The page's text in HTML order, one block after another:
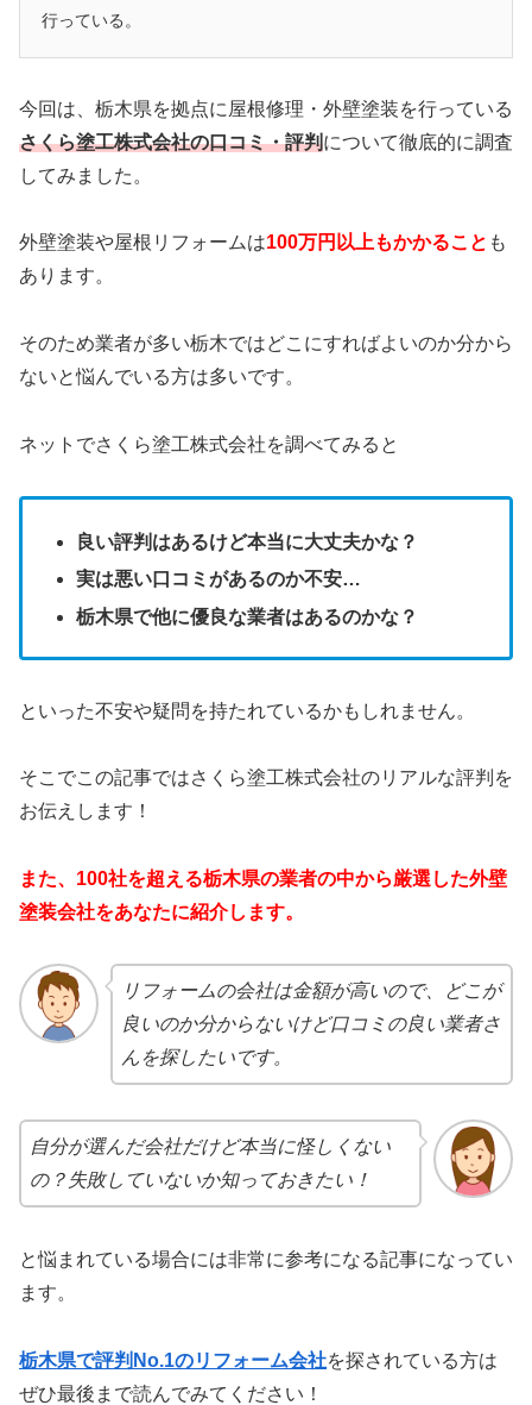
行っている。
今回は、栃木県を拠点に屋根修理・外壁塗装を行っている
さくら塗工株式会社の口コミ・評判について徹底的に調査
してみました。
外壁塗装や屋根リフォームは100万円以上もかかること も
あります。
そのため業者が多い栃木ではどこにすればよいのか分から
ないと悩んでいる方は多いです。
ネットでさくら塗工株式会社を調べてみると
良い評判はあるけど本当に大丈夫かな？
実は悪い口コミがあるのか不安…
栃木県で他に優良な業者はあるのかな？
といった不安や疑問を持たれているかもしれません。
そこでこの記事ではさくら塗工株式会社のリアルな評判を
お伝えします！
また、100社を超える栃木県の業者の中から厳選した外壁
塗装会社をあなたに紹介します。
リフォームの会社は金額が高いので、どこが
良いのか分からないけど口コミの良い業者さ
んを探したいです。
自分が選んだ会社だけど本当に怪しくない
の？失敗していないか知っておきたい！
と悩まれている場合には非常に参考になる記事になってい
ます。
栃木県で評判No.1のリフォーム会社を探されている方は
ぜひ最後まで読んでみてください！